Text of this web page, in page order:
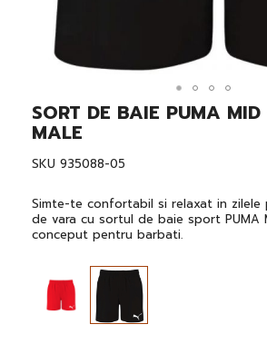
Skip
to
the
beginning
of
images
gallery
SORT DE BAIE PUMA MID
MALE
SKU 935088-05
Simte-te confortabil si relaxat in zilele
de vara cu sortul de baie sport PUMA
conceput pentru barbati.